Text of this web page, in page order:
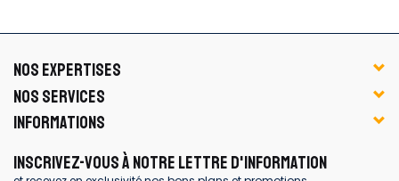
NOS EXPERTISES
NOS SERVICES
INFORMATIONS
INSCRIVEZ-VOUS À NOTRE LETTRE D'INFORMATION